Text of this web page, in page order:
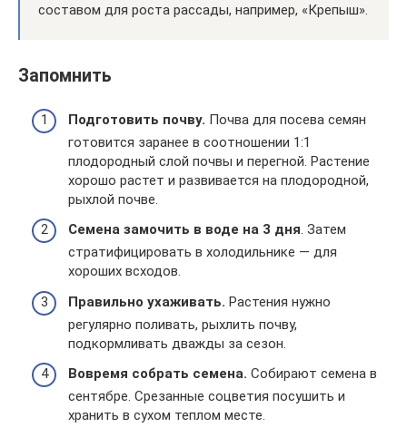
составом для роста рассады, например, «Крепыш».
Запомнить
Подготовить почву. Почва для посева семян
готовится заранее в соотношении 1:1
плодородный слой почвы и перегной. Растение
хорошо растет и развивается на плодородной,
рыхлой почве.
Семена замочить в воде на 3 дня. Затем
стратифицировать в холодильнике — для
хороших всходов.
Правильно ухаживать. Растения нужно
регулярно поливать, рыхлить почву,
подкормливать дважды за сезон.
Вовремя собрать семена. Собирают семена в
сентябре. Срезанные соцветия посушить и
хранить в сухом теплом месте.